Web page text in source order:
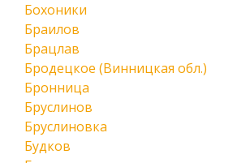
Бохоники
Браилов
Брацлав
Бродецкое (Винницкая обл.)
Бронница
Бруслинов
Бруслиновка
Будков